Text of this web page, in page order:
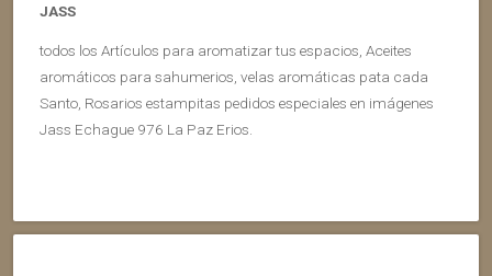
JASS
todos los Artículos para aromatizar tus espacios, Aceites
aromáticos para sahumerios, velas aromáticas pata cada
Santo, Rosarios estampitas pedidos especiales en imágenes
Jass Echague 976 La Paz Erios.